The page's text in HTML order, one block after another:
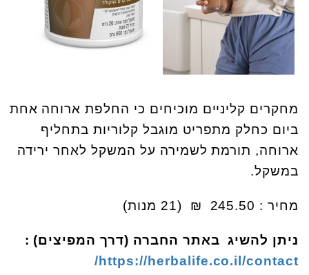
מחקרים קליניים מוכיחים כי החלפת ארוחה אחת
ביום כחלק מתפריט מוגבל קלוריות בתחליף
ארוחה, תורמת לשמירה על המשקל לאחר ירידה
במשקל.
מחיר : 245.50 ₪ (21 מנות)
ניתן להשיג באתר החברה (דרך המפיצים) :
https://herbalife.co.il/contact/